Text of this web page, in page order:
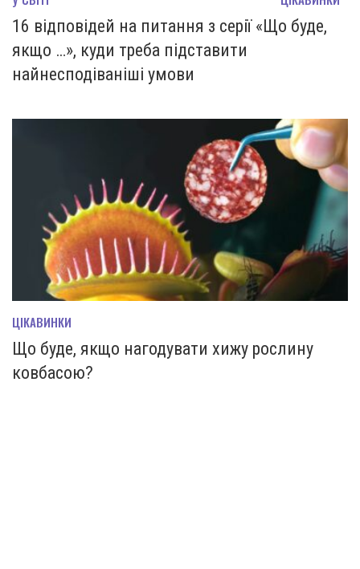
16 відповідей на питання з серії «Що буде,
якщо …», куди треба підставити
найнесподіваніші умови
ЦІКАВИНКИ
Що буде, якщо нагодувати хижу рослину
ковбасою?